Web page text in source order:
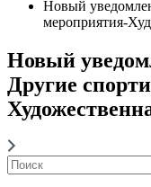
Новый
мероприятия-
Новый
Другие